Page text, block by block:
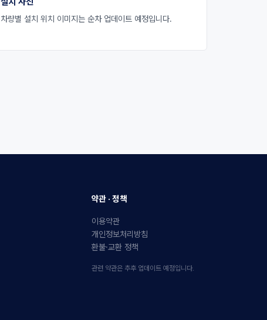
차량별 설치 위치 이미지는 순차 업데이트 예정입니다.
약관 · 정책
이용약관
개인정보처리방침
환불·교환 정책
관련 약관은 추후 업데이트 예정입니다.